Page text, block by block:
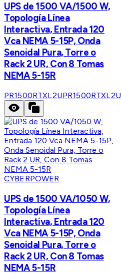
UPS de 1500 VA/1500 W,
Topología Línea
Interactiva, Entrada 120
Vca NEMA 5-15P, Onda
Senoidal Pura, Torre o
Rack 2 UR, Con 8 Tomas
NEMA 5-15R
PR1500RTXL2UPR1500RTXL2U
CYBERPOWER
UPS de 1500 VA/1050 W,
Topología Línea
Interactiva, Entrada 120
Vca NEMA 5-15P, Onda
Senoidal Pura, Torre o
Rack 2 UR, Con 8 Tomas
NEMA 5-15R